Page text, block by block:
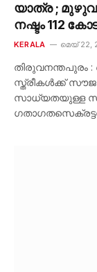
യാത്ര ;
നഷ്ടം 112
KERALA മെയ്‌ 22,
തിരുവനന്തപുരം
സ്ത്രീകൾക്ക്
സാധ്യതയുള്ള